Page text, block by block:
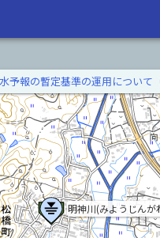
明神川(みようじんが
予報の暫定基準の運用について